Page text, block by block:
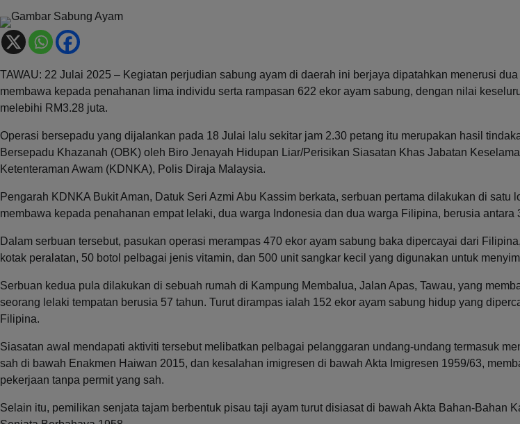
TAWAU: 22 Julai 2025 – Kegiatan perjudian sabung ayam di daerah ini berjaya dipatahkan menerusi
membawa kepada penahanan lima individu serta rampasan 622 ekor ayam sabung, dengan nilai
melebihi RM3.28 juta.
Operasi bersepadu yang dijalankan pada 18 Julai lalu sekitar jam 2.30 petang itu merupakan hasil
Bersepadu Khazanah (OBK) oleh Biro Jenayah Hidupan Liar/Perisikan Siasatan Khas Jabatan
Ketenteraman Awam (KDNKA), Polis Diraja Malaysia.
Pengarah KDNKA Bukit Aman, Datuk Seri Azmi Abu Kassim berkata, serbuan pertama dilakukan di satu
membawa kepada penahanan empat lelaki, dua warga Indonesia dan dua warga Filipina, berusia antara
Dalam serbuan tersebut, pasukan operasi merampas 470 ekor ayam sabung baka dipercayai dari
kotak peralatan, 50 botol pelbagai jenis vitamin, dan 500 unit sangkar kecil yang digunakan untuk
Serbuan kedua pula dilakukan di sebuah rumah di Kampung Membalua, Jalan Apas, Tawau, yang
seorang lelaki tempatan berusia 57 tahun. Turut dirampas ialah 152 ekor ayam sabung hidup yang
Filipina.
Siasatan awal mendapati aktiviti tersebut melibatkan pelbagai pelanggaran undang-undang termasuk
sah di bawah Enakmen Haiwan 2015, dan kesalahan imigresen di bawah Akta Imigresen 1959/63,
pekerjaan tanpa permit yang sah.
Selain itu, pemilikan senjata tajam berbentuk pisau taji ayam turut disiasat di bawah Akta Bahan-Bahan